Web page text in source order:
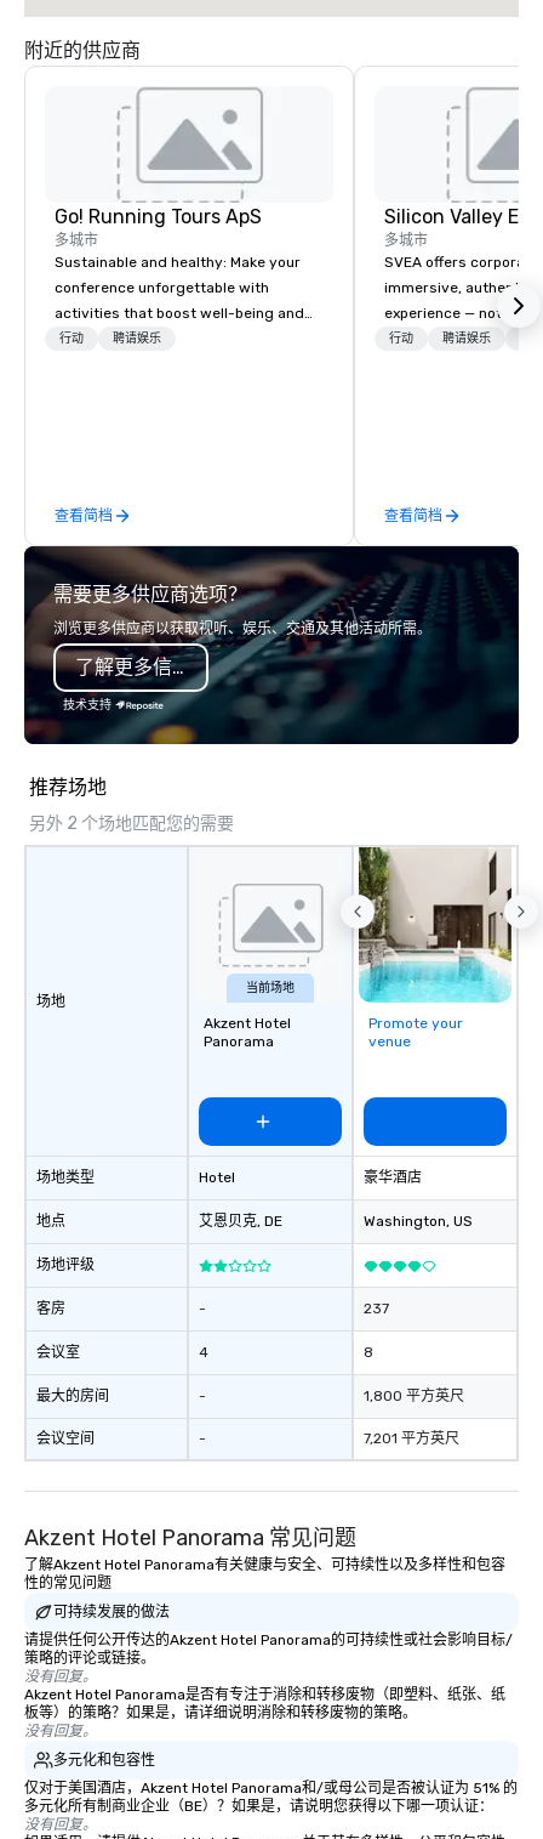
附近的供应商
Go! Running Tours ApS
多城市
Sustainable and healthy: Make your
conference unforgettable with
activities that boost well-being and
lower carbon footprints. Explore the
行动 聘请娱乐
查看简档
多城市
SVEA offers
immersive, authentic
experience — not a
transformation. We
offsites. Whether
think like a Silicon
explore the mindsets
world's fastest-
or walk away with a
innovation playbook,
Fully customizable by
行动 聘请娱乐
查看简档
需要更多供应商选项？
浏览更多供应商以获取视听、娱乐、交通及其他活动所需。
了解更多信息
技术支持
推荐场地
另外 2 个场地匹配您的需要
场地
场地类型
地点
场地评级
客房
会议室
最大的房间
会议空间
当前场地
Akzent Hotel
Panorama
Hotel
艾恩贝克, DE
-
4
-
-
Promote your
venue
豪华酒店
Washington, US
237
8
1,800 平方英尺
7,201 平方英尺
Akzent Hotel Panorama 常见问题
了解Akzent Hotel Panorama有关健康与安全、可持续性以及多样性和包容
性的常见问题
可持续发展的做法
请提供任何公开传达的Akzent Hotel Panorama的可持续性或社会影响目标/
策略的评论或链接。
没有回复。
Akzent Hotel Panorama是否有专注于消除和转移废物（即塑料、纸张、纸
板等）的策略？如果是，请详细说明消除和转移废物的策略。
没有回复。
多元化和包容性
仅对于美国酒店，Akzent Hotel Panorama和/或母公司是否被认证为 51% 的
多元化所有制商业企业（BE）？如果是，请说明您获得以下哪一项认证：
没有回复。